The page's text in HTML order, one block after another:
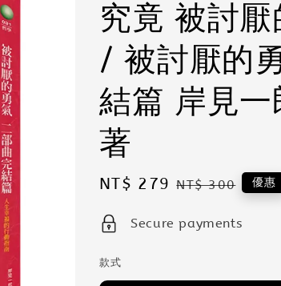
究竟 被討
/ 被討厭的
結篇 岸見
著
Sale
NT$ 279 Regular
NT$ 300 優惠
Secure payments
款式